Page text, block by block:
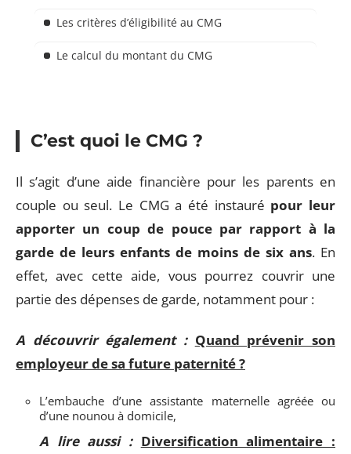
Les critères d’éligibilité au CMG
Le calcul du montant du CMG
C’est quoi le CMG ?
Il s’agit d’une aide financière pour les parents en
couple ou seul. Le CMG a été instauré pour leur
apporter un coup de pouce par rapport à la
garde de leurs enfants de moins de six ans. En
effet, avec cette aide, vous pourrez couvrir une
partie des dépenses de garde, notamment pour :
A découvrir également : Quand prévenir son
employeur de sa future paternité ?
L’embauche d’une assistante maternelle agréée ou
d’une nounou à domicile,
A lire aussi : Diversification alimentaire :